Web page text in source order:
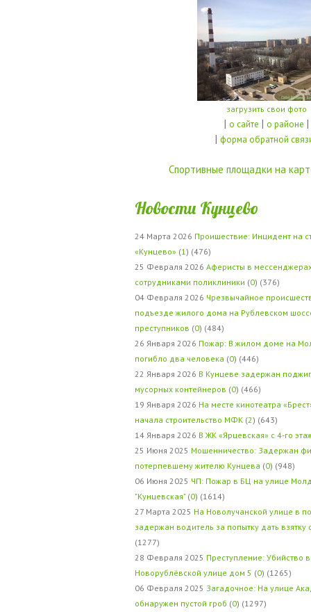
загрузить свои фото
| о сайте | о районе |
| форма обратной
Спортивные площадки на
Новости Кунцево
24 Марта 2026 Проишествие: Инцидент на
«Кунцево» (1 ) (476)
25 Февраля 2026 Аферисты в
сотрудниками поликлиники (0) (376)
04 Февраля 2026 Чрезвычайное
подъезде жилого дома на Рублевском
преступников (0) (484)
26 Января 2026 Пожар: В жилом доме на
погибло два человека (0) (446)
22 Января 2026 В Кунцеве задержан
мусорных контейнеров (0) (466)
19 Января 2026 На месте кинотеатра
начала строительство МФК (2) (643)
14 Января 2026 В ЖК «Ярцевская» с 4-го
25 Июня 2025 Мошенничество: Задержан
потерпевшему жителю Кунцева (0) (948)
06 Июня 2025 ЧП: Пожар в БЦ на улице
"Кунцевская" (0) (1614)
27 Марта 2025 На Новолучанской улице в
задержан водитель за попытку дать
(1277)
28 Февраля 2025 Преступление: Убийство
Новорублёвской улице дом 5 (0) (1265)
06 Февраля 2025 Загадочное: На улице
обнаружен пустой гроб (0) (1297)